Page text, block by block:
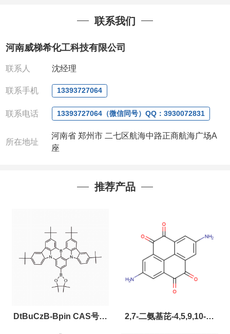
我司对高校及科研单位先发货和
作中有用到的试剂,欢迎前来询购,如若出现质量问题,
63377391/13393727064
QQ:3930072831
:13393727064
联系人: 沈晓东(欢迎致电,或QQ、微信联系)
联系我们
河南威梯希化工科技有限公司
联系人 沈经理
联系手机 13393727064
联系电话 13393727064（微信同号）QQ：3930072831
所在地址
河南省 郑州市 二七区航海中路正商航海广场A
座
推荐产品
DtBuCzB-Bpin CAS号： 2,7-二氨基芘-4,5,9,10-四